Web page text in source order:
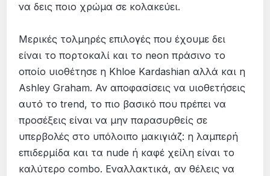
να δεις ποιο χρώμα σε κολακεύει.
Μερικές τολμηρές επιλογές που έχουμε δει
είναι το πορτοκαλί και το neon πράσινο το
οποίο υιοθέτησε η Khloe Kardashian αλλά και η
Ashley Graham. Αν αποφασίσεις να υιοθετήσεις
αυτό το trend, το πιο βασικό που πρέπει να
προσέξεις είναι να μην παρασυρθείς σε
υπερβολές στο υπόλοιπο μακιγιάζ: η λαμπερή
επιδερμίδα και τα nude ή καφέ χείλη είναι το
καλύτερο combo. Εναλλακτικά, αν θέλεις να